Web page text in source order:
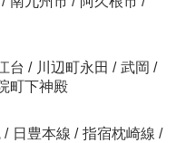
台 / 川辺町永田 / 武岡 /
町下神殿
/ 日豊本線 / 指宿枕崎線 /